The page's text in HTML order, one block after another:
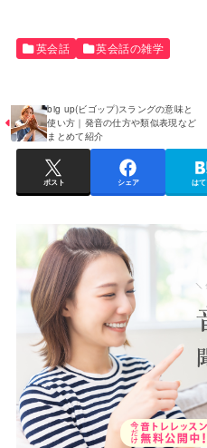
英会話 英会話の雑学
big up(ビゴップ)スラングの意味と
使い方｜発音の仕方や類似表現など
まとめて紹介
ポスト シェア は